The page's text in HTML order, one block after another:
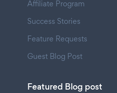
Affiliate Program
Success Stories
Feature Requests
Guest Blog Post
Featured Blog post